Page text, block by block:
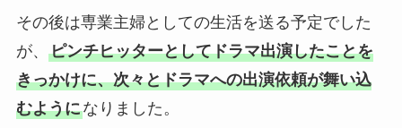
その後は専業主婦としての生活を送る予定でした
が、 ピンチヒッターとしてドラマ出演したことを
きっかけに、次々とドラマへの出演依頼が舞い込
むようになりました。